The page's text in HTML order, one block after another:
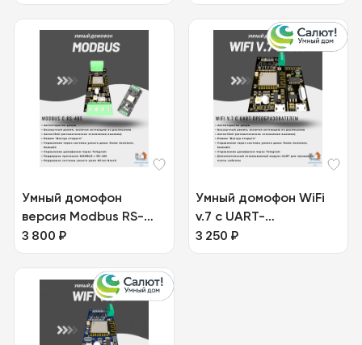
Умный домофон
версия Modbus RS-
485
3 800 ₽
Умный домофон WiFi
v.7 с UART-
преобразователем
3 250 ₽